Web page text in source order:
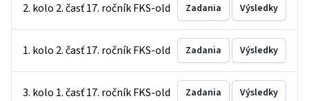
2. kolo 2. časť 17. ročník FKS-old Zadania Výsledky
1. kolo 2. časť 17. ročník FKS-old Zadania Výsledky
3. kolo 1. časť 17. ročník FKS-old Zadania Výsledky